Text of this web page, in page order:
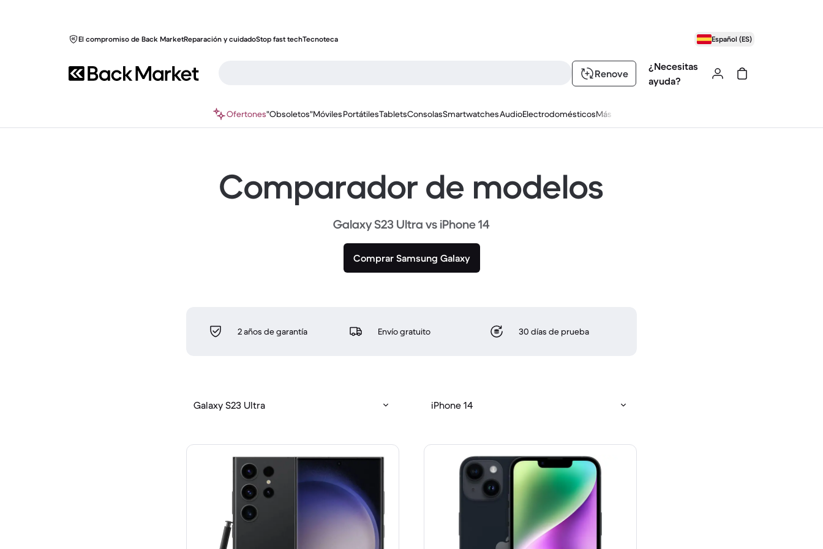
El compromiso de Back MarketReparación y cuidadoStop fast techTecnoteca Español (ES)
Renove
¿Necesitas
ayuda?
Ofertones"Obsoletos"MóvilesPortátilesTabletsConsolasSmartwatchesAudioElectrodomésticosMás
Comparador de modelos
Galaxy S23 Ultra vs iPhone 14
Comprar Samsung Galaxy
2 años de garantía Envío gratuito 30 días de prueba
Galaxy S23 Ultra iPhone 14